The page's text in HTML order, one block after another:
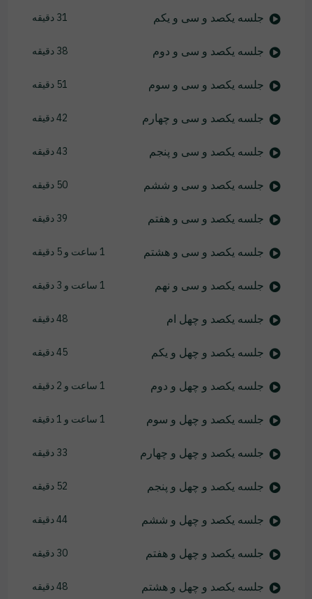
جلسه یکصد و سی و یکم 31 دقیقه
جلسه یکصد و سی و دوم 38 دقیقه
جلسه یکصد و سی و سوم 51 دقیقه
جلسه یکصد و سی و چهارم 42 دقیقه
جلسه یکصد و سی و پنجم 43 دقیقه
جلسه یکصد و سی و ششم 50 دقیقه
جلسه یکصد و سی و هفتم 39 دقیقه
جلسه یکصد و سی و هشتم 1 ساعت و 5 دقیقه
جلسه یکصد و سی و نهم 1 ساعت و 3 دقیقه
جلسه یکصد و چهل ام 48 دقیقه
جلسه یکصد و چهل و یکم 45 دقیقه
جلسه یکصد و چهل و دوم 1 ساعت و 2 دقیقه
جلسه یکصد و چهل و سوم 1 ساعت و 1 دقیقه
جلسه یکصد و چهل و چهارم 33 دقیقه
جلسه یکصد و چهل و پنجم 52 دقیقه
جلسه یکصد و چهل و ششم 44 دقیقه
جلسه یکصد و چهل و هفتم 30 دقیقه
جلسه یکصد و چهل و هشتم 48 دقیقه